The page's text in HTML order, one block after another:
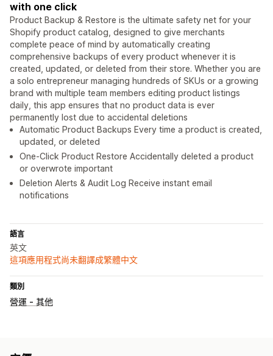
with one click
Product Backup & Restore is the ultimate safety net for your
Shopify product catalog, designed to give merchants
complete peace of mind by automatically creating
comprehensive backups of every product whenever it is
created, updated, or deleted from their store. Whether you are
a solo entrepreneur managing hundreds of SKUs or a growing
brand with multiple team members editing product listings
daily, this app ensures that no product data is ever
permanently lost due to accidental deletions
Automatic Product Backups Every time a product is created,
updated, or deleted
One-Click Product Restore Accidentally deleted a product
or overwrote important
Deletion Alerts & Audit Log Receive instant email
notifications
語言
英文
這項應用程式尚未翻譯成繁體中文
類別
營運 - 其他